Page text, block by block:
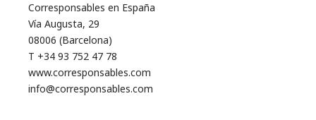
Corresponsables en España
Vía Augusta, 29
08006 (Barcelona)
T +34 93 752 47 78
www.corresponsables.com
info@corresponsables.com